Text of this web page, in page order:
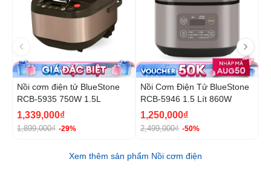
Nồi cơm điện tử BlueStone
RCB-5935 750W 1.5L
1,339,000₫
1,899,000₫ -29%
Nồi Cơm Điện Tử BlueStone
RCB-5946 1.5 Lít 860W
1,250,000₫
2,499,000₫ -50%
Xem thêm sản phẩm Nồi cơm điện